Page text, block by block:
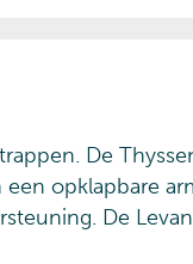
De
opklapbare
De